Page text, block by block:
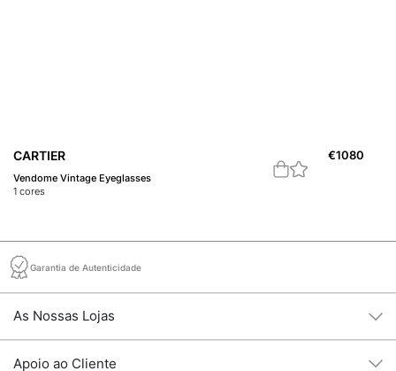
CARTIER
Vendome Vintage Eyeglasses
1 cores
€1080
Garantia de Autenticidade
As Nossas Lojas
Apoio ao Cliente